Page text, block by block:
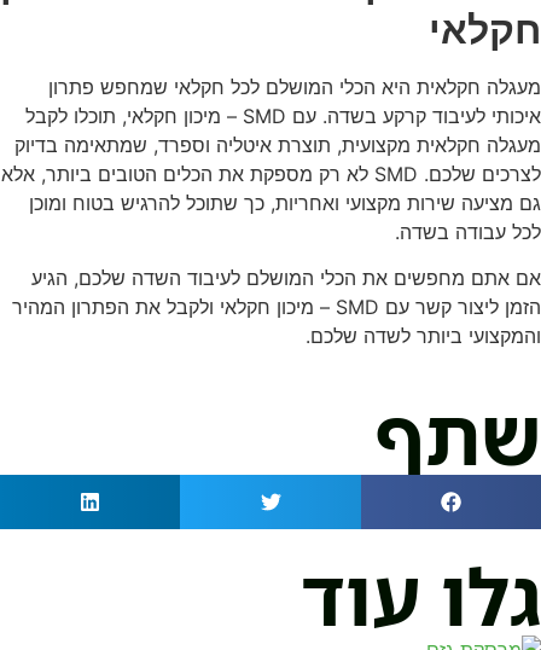
חקלאי
מעגלה חקלאית היא הכלי המושלם לכל חקלאי שמחפש פתרון
איכותי לעיבוד קרקע בשדה. עם SMD – מיכון חקלאי, תוכלו לקבל
מעגלה חקלאית מקצועית, תוצרת איטליה וספרד, שמתאימה בדיוק
לצרכים שלכם. SMD לא רק מספקת את הכלים הטובים ביותר, אלא
גם מציעה שירות מקצועי ואחריות, כך שתוכל להרגיש בטוח ומוכן
לכל עבודה בשדה.
אם אתם מחפשים את הכלי המושלם לעיבוד השדה שלכם, הגיע
הזמן ליצור קשר עם SMD – מיכון חקלאי ולקבל את הפתרון המהיר
והמקצועי ביותר לשדה שלכם.
שתף
גלו עוד